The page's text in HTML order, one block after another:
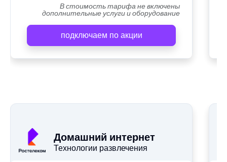
В стоимость тарифа не включены
дополнительные услуги и оборудование
подключаем по акции
Домашний интернет
Технологии развлечения